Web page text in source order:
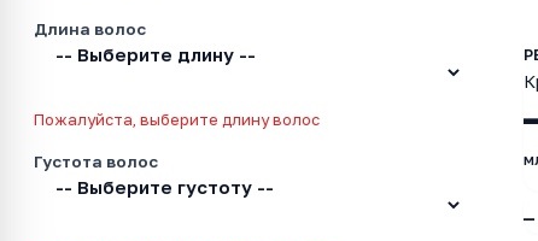
Длина волос
Пожалуйста, выберите длину волос
Густота волос
—